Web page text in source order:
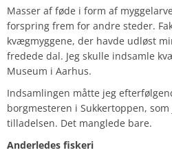
Masser af føde i form af
forspring frem for andre steder.
kvægmyggene, der havde udløst
fredede dal. Jeg skulle indsamle
Museum i Aarhus.
Indsamlingen måtte jeg
borgmesteren i Sukkertoppen,
tilladelsen. Det manglede bare.
Anderledes fiskeri